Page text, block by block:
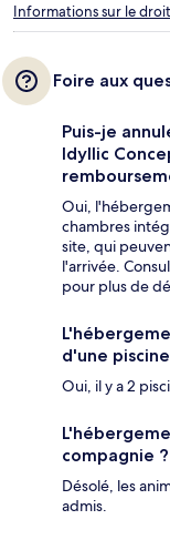
Informations sur le
Foire aux
Puis-je
Idyllic
Oui,
chambres
site, qui
l'arrivée.
pour plus de
d'une
Oui, il y a 2
compagnie ?
Désolé, les
admis.